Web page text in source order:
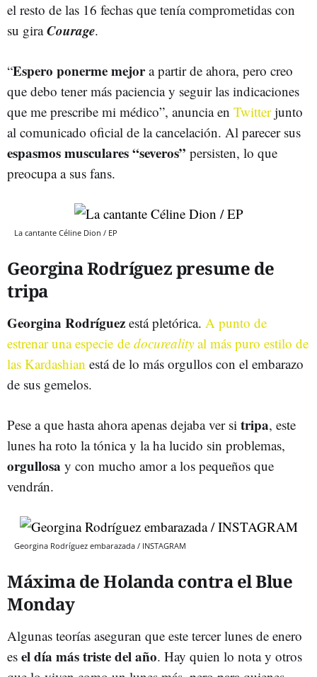
el resto de las 16 fechas que tenía comprometidas con
su giraCourage.
“Espero ponerme mejora partir de ahora, pero creo
que debo tener más paciencia y seguir las indicaciones
que me prescribe mi médico”, anuncia en Twitterjunto
al comunicado oficial de la cancelación. Al parecer sus
espasmos musculares “severos” persisten, lo que
preocupa a sus fans.
La cantante Céline Dion / EP
Georgina Rodríguez presume de
tripa
Georgina Rodríguez está pletórica. A punto de
estrenar una especie de docureality al más puro estilo de
las Kardashian está de lo más orgullos con el embarazo
de sus gemelos.
Pese a que hasta ahora apenas dejaba ver si tripa, este
lunes ha roto la tónica y la ha lucido sin problemas,
orgullosa y con mucho amor a los pequeños que
vendrán.
Georgina Rodríguez embarazada / INSTAGRAM
Máxima de Holanda contra el Blue
Monday
Algunas teorías aseguran que este tercer lunes de enero
es el día más triste del año. Hay quien lo nota y otros